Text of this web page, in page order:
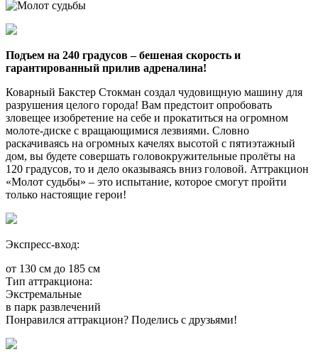
Подъем на 240 градусов – бешеная скорость и
гарантированный прилив адреналина!
Коварный Бакстер Стокман создал чудовищную машину для
разрушения целого города! Вам предстоит опробовать
зловещее изобретение на себе и прокатиться на огромном
молоте-диске с вращающимися лезвиями. Словно
раскачиваясь на огромных качелях высотой с пятиэтажный
дом, вы будете совершать головокружительные пролёты на
120 градусов, то и дело оказываясь вниз головой. Аттракцион
«Молот судьбы» – это испытание, которое смогут пройти
только настоящие герои!
Экспресс-вход:
от 130 см до 185 см
Тип аттракциона:
Экстремальные
в парк развлечений
Понравился аттракцион? Поделись с друзьями!